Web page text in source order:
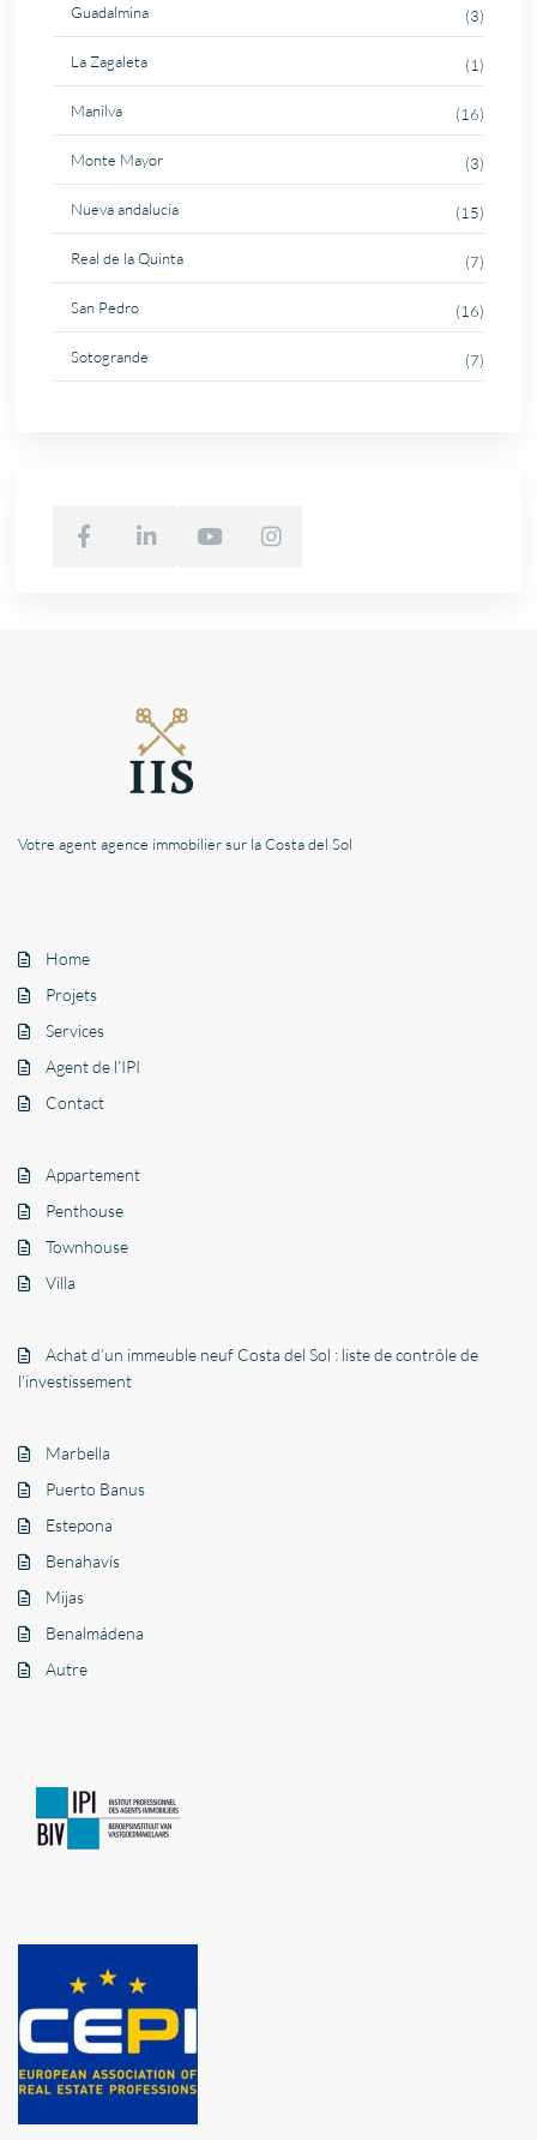
Guadalmina (3)
La Zagaleta (1)
Manilva (16)
Monte Mayor (3)
Nueva andalucia (15)
Real de la Quinta (7)
San Pedro (16)
Sotogrande (7)
Votre agent agence immobilier sur la Costa del Sol
Home
Projets
Services
Agent de l’IPI
Contact
Appartement
Penthouse
Townhouse
Villa
Achat d’un immeuble neuf Costa del Sol : liste de contrôle de
l’investissement
Marbella
Puerto Banus
Estepona
Benahavís
Mijas
Benalmádena
Autre